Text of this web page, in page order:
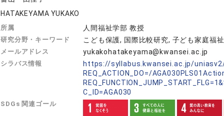
HATAKEYAMA YUKAKO
所属 人間福祉学部 教授
研究分野・キーワード こども保護, 国際比較研究, 子ども家庭福
メールアドレス yukakohatakeyama@kwansei.ac.jp
シラバス情報
https://syllabus.kwansei.ac.jp/uniasv2/
REQ_ACTION_DO=/
C_ID=AGA030
SDGs 関連ゴール